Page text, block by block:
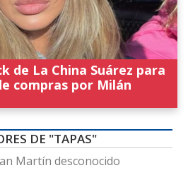
de La China Suárez para
compras por Milán
DE "TAPAS"
Martín desconocido